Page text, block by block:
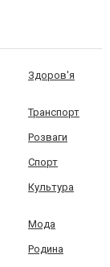
Здоров'я
Транспорт
Розваги
Спорт
Культура
Мода
Родина